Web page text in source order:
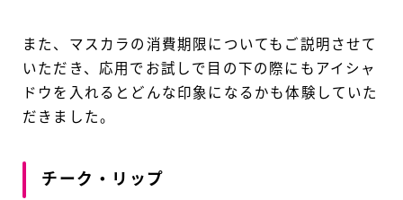
また、マスカラの消費期限についてもご説明させて
いただき、応用でお試しで目の下の際にもアイシャ
ドウを入れるとどんな印象になるかも体験していた
だきました。
チーク・リップ